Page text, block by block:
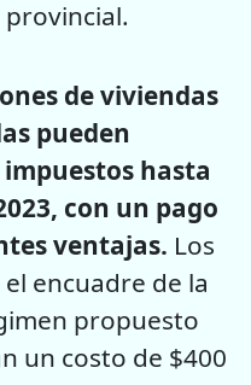
de viviendas
pueden
hasta
con un pago
ventajas. Los
encuadre de la
propuesto
un costo de $400